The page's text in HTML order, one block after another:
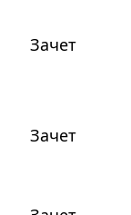
Зачет
Зачет